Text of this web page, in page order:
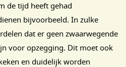
de tijd heeft gehad
bijvoorbeeld. In zulke
dat er geen zwaarwegende
voor opzegging. Dit moet ook
en duidelijk worden